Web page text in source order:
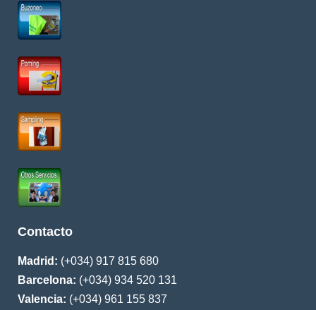
Contacto
Madrid: (+034) 917 815 680
Barcelona: (+034) 934 520 131
Valencia: (+034) 961 155 837